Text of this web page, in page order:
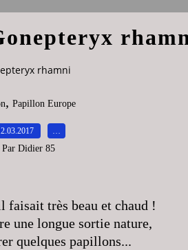
rhamni
, Papillon Europe
Par Didier 85
faisait très beau et chaud !
une longue sortie nature,
quelques papillons...